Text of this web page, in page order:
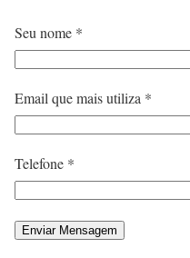
Seu nome *
Email que mais utiliza *
Telefone *